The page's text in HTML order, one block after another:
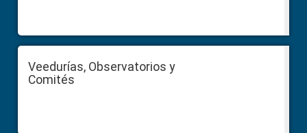
Veedurías, Observatorios y
Comités